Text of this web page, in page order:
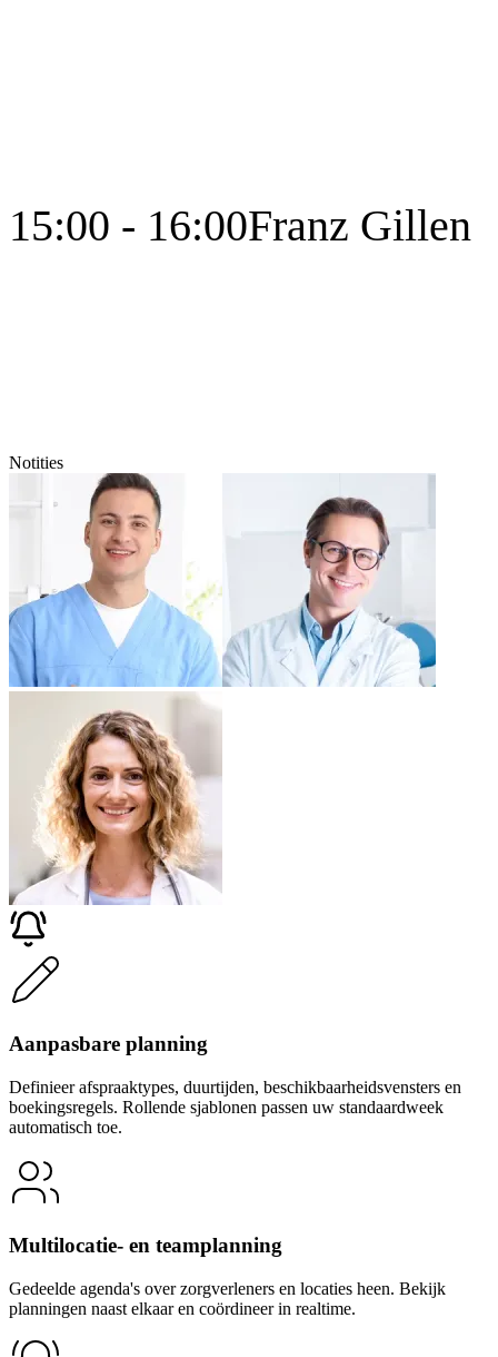
15:00 - 16:00Franz Gillen
Notities
Aanpasbare planning
Definieer afspraaktypes, duurtijden, beschikbaarheidsvensters en
boekingsregels. Rollende sjablonen passen uw standaardweek
automatisch toe.
Multilocatie- en teamplanning
Gedeelde agenda's over zorgverleners en locaties heen. Bekijk
planningen naast elkaar en coördineer in realtime.